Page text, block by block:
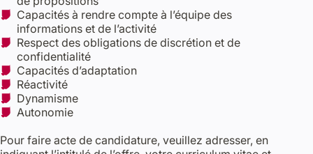
Capacités à rendre compte à l’équipe des
informations et de l’activité
Respect des obligations de discrétion et de
confidentialité
Capacités d’adaptation
Réactivité
Dynamisme
Autonomie
Pour faire acte de candidature, veuillez adresser, en